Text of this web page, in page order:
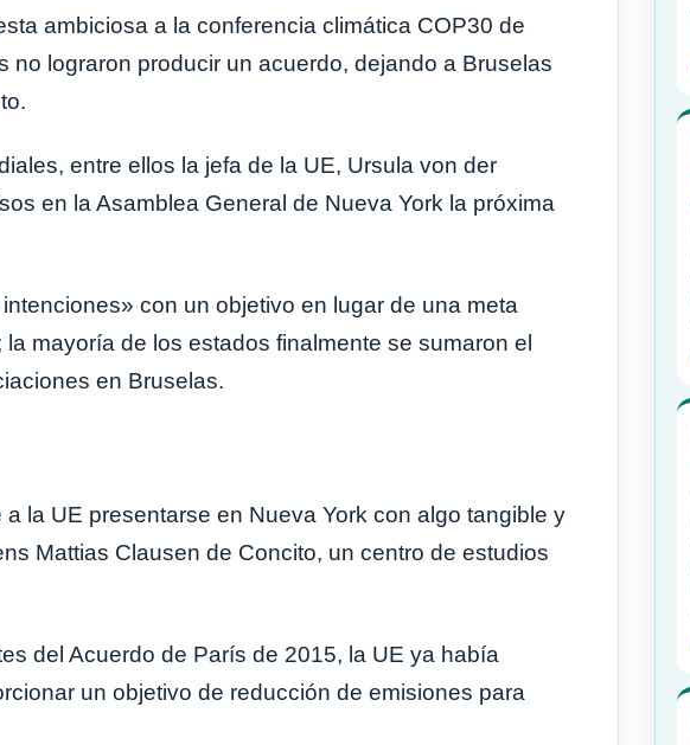
ambiciosa a la conferencia climática COP30 de
lograron producir un acuerdo, dejando a Bruselas
entre ellos la jefa de la UE, Ursula von der
en la Asamblea General de Nueva York la próxima
con un objetivo en lugar de una meta
mayoría de los estados finalmente se sumaron el
en Bruselas.
la UE presentarse en Nueva York con algo tangible y
Mattias Clausen de Concito, un centro de estudios
del Acuerdo de París de 2015, la UE ya había
un objetivo de reducción de emisiones para